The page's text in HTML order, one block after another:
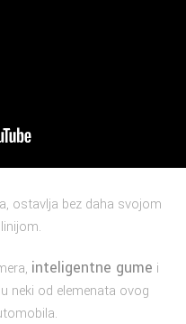
ostavlja bez daha svojom
inteligentne gume i
neki od elemenata ovog